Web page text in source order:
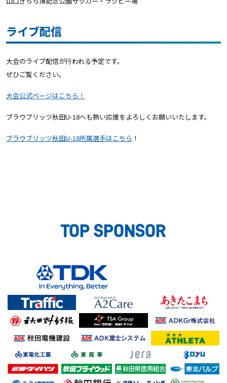
ライブ配信
大会のライブ配信が行われる予定です。
ぜひご覧ください。
大会公式ページはこちら！
ブラウブリッツ秋田U-18へも熱い応援をよろしくお願いいたします。
ブラウブリッツ秋田U-18所属選手はこちら ！
TOP SPONSOR